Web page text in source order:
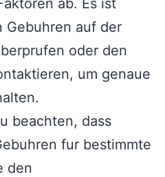
Gebuhren auf der
oder den
um genaue
beachten, dass
fur bestimmte
den